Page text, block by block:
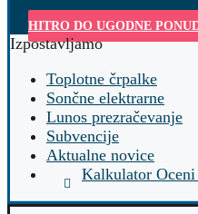
HITRO DO UGODNE
Izpostavljamo
Toplotne črpalke
Sončne elektrarne
Lunos prezračevanje
Subvencije
Aktualne novice
Kalkulator